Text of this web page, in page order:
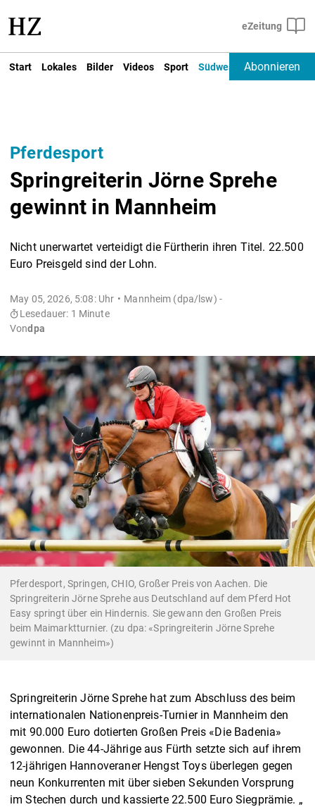
Start Lokales Bilder Videos Sport Südwest Deutschland
Abonnieren
Pferdesport
Springreiterin Jörne Sprehe
gewinnt in Mannheim
Nicht unerwartet verteidigt die Fürtherin ihren Titel. 22.500
Euro Preisgeld sind der Lohn.
May 05, 2026, 5:08: Uhr
Mannheim (dpa/lsw) -
Lesedauer: 1 Minute
Vondpa
Pferdesport, Springen, CHIO, Großer Preis von Aachen. Die
Springreiterin Jörne Sprehe aus Deutschland auf dem Pferd Hot
Easy springt über ein Hindernis. Sie gewann den Großen Preis
beim Maimarktturnier. (zu dpa: «Springreiterin Jörne Sprehe
gewinnt in Mannheim»)
Springreiterin Jörne Sprehe hat zum Abschluss des beim
internationalen Nationenpreis-Turnier in Mannheim den
mit 90.000 Euro dotierten Großen Preis «Die Badenia»
gewonnen. Die 44-Jährige aus Fürth setzte sich auf ihrem
12-jährigen Hannoveraner Hengst Toys überlegen gegen
neun Konkurrenten mit über sieben Sekunden Vorsprung
im Stechen durch und kassierte 22.500 Euro Siegprämie. „